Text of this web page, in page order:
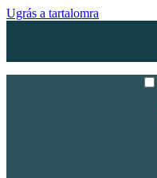
Ugrás a tartalomra